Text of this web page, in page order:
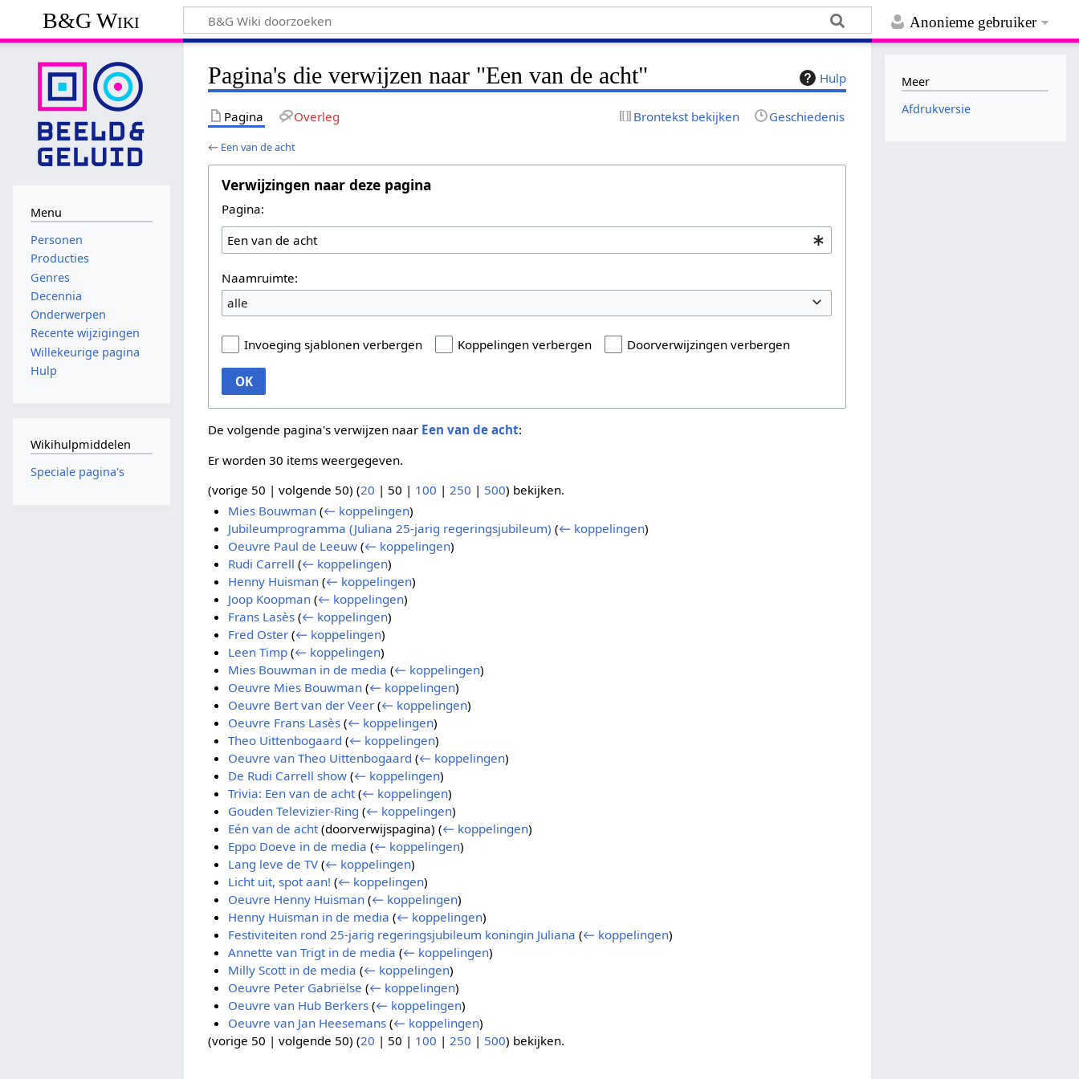
Anonieme gebruiker
B&G Wiki
Hulp
Pagina's die verwijzen naar "Een van de acht"
Pagina Overleg Brontekst bekijken Geschiedenis
← Een van de acht
Verwijzingen naar deze pagina
Pagina:
Naamruimte:
alle
Invoeging sjablonen verbergen Koppelingen verbergen Doorverwijzingen verbergen
OK
De volgende pagina's verwijzen naar Een van de acht:
Er worden 30 items weergegeven.
(vorige 50 |volgende 50) (20 | 50 | 100 | 250 | 500) bekijken.
Mies Bouwman (← koppelingen)
Jubileumprogramma (Juliana 25-jarig regeringsjubileum) (← koppelingen)
Oeuvre Paul de Leeuw (← koppelingen)
Rudi Carrell (← koppelingen)
Henny Huisman (← koppelingen)
Joop Koopman (← koppelingen)
Frans Lasès (← koppelingen)
Fred Oster (← koppelingen)
Leen Timp (← koppelingen)
Mies Bouwman in de media (← koppelingen)
Oeuvre Mies Bouwman (← koppelingen)
Oeuvre Bert van der Veer (← koppelingen)
Oeuvre Frans Lasès (← koppelingen)
Theo Uittenbogaard (← koppelingen)
Oeuvre van Theo Uittenbogaard (← koppelingen)
De Rudi Carrell show (← koppelingen)
Trivia: Een van de acht (← koppelingen)
Gouden Televizier-Ring (← koppelingen)
Eén van de acht(doorverwijspagina) (← koppelingen)
Eppo Doeve in de media (← koppelingen)
Lang leve de TV (← koppelingen)
Licht uit, spot aan! (← koppelingen)
Oeuvre Henny Huisman (← koppelingen)
Henny Huisman in de media (← koppelingen)
Festiviteiten rond 25-jarig regeringsjubileum koningin Juliana (← koppelingen)
Annette van Trigt in de media (← koppelingen)
Milly Scott in de media (← koppelingen)
Oeuvre Peter Gabriëlse (← koppelingen)
Oeuvre van Hub Berkers (← koppelingen)
Oeuvre van Jan Heesemans (← koppelingen)
(vorige 50 |volgende 50) (20 | 50 | 100 |250 | 500) bekijken.
Menu
Personen
Producties
Genres
Decennia
Onderwerpen
Recente wijzigingen
Willekeurige pagina
Hulp
Wikihulpmiddelen
Speciale pagina's
Meer
Afdrukversie